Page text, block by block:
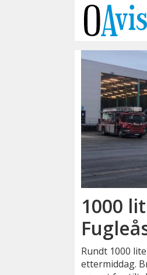
1000
Rundt 1000
ettermiddag.